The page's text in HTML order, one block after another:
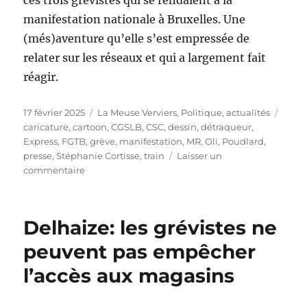
manifestation nationale à Bruxelles. Une
(més)aventure qu’elle s’est empressée de
relater sur les réseaux et qui a largement fait
réagir.
Publié
le
17 février 2025 Catégories
La Meuse Verviers, Politique, actualités
caricature,cartoon,CGSLB,CSC,dessin,détraqueur,
Express, FGTB,grève, manifestation, MR,Oli, Poudlard,
presse,Stéphanie Cortisse,train
Laisser un
commentairesur
le
Express
pour
Stéphanie
Delhaize: les grévistes ne
peuvent pas empêcher
l’accès aux magasins